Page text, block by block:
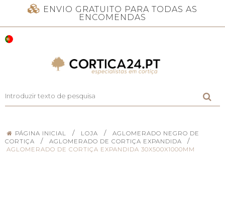
ENVIO GRATUITO PARA TODAS AS
ENCOMENDAS
PÁGINA INICIAL / LOJA /
AGLOMERADO NEGRO DE
CORTIÇA
/ AGLOMERADO DE CORTIÇA EXPANDIDA /
AGLOMERADO DE CORTIÇA EXPANDIDA 30X500X1000MM